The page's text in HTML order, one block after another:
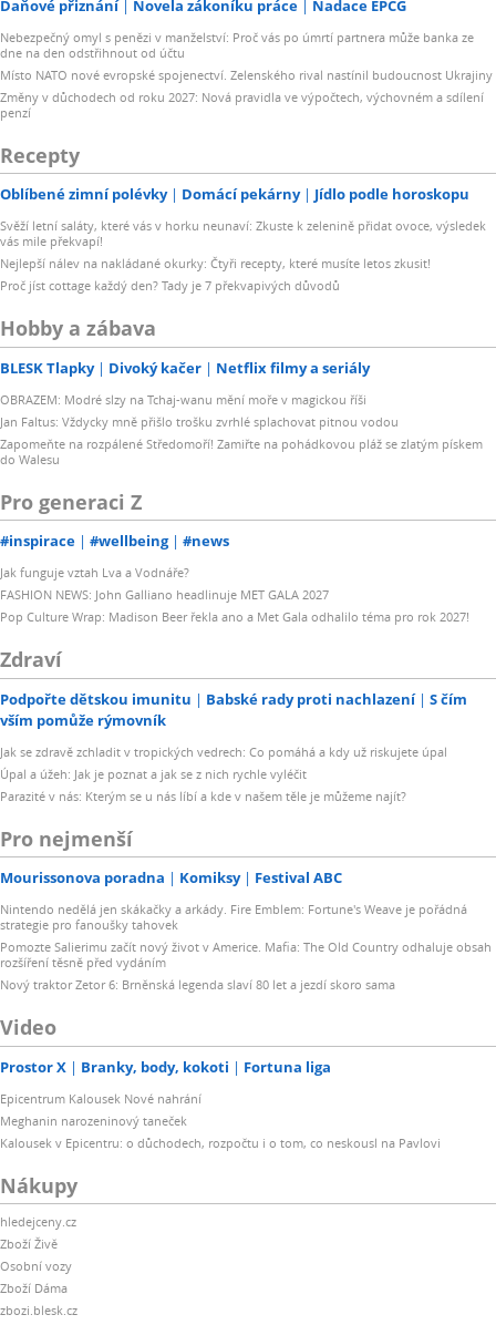
Daňové přiznání Novela zákoníku práce Nadace EPCG
Nebezpečný omyl s penězi v manželství: Proč vás po úmrtí partnera může banka ze
dne na den odstřihnout od účtu
Místo NATO nové evropské spojenectví. Zelenského rival nastínil budoucnost Ukrajiny
Změny v důchodech od roku 2027: Nová pravidla ve výpočtech, výchovném a sdílení
penzí
Recepty
Oblíbené zimní polévky Domácí pekárny Jídlo podle horoskopu
Svěží letní saláty, které vás v horku neunaví: Zkuste k zelenině přidat ovoce, výsledek
vás mile překvapí!
Nejlepší nálev na nakládané okurky: Čtyři recepty, které musíte letos zkusit!
Proč jíst cottage každý den? Tady je 7 překvapivých důvodů
Hobby a zábava
BLESK Tlapky Divoký kačer Netflix filmy a seriály
OBRAZEM: Modré slzy na Tchaj-wanu mění moře v magickou říši
Jan Faltus: Vždycky mně přišlo trošku zvrhlé splachovat pitnou vodou
Zapomeňte na rozpálené Středomoří! Zamiřte na pohádkovou pláž se zlatým pískem
do Walesu
Pro generaci Z
#inspirace #wellbeing #news
Jak funguje vztah Lva a Vodnáře?
FASHION NEWS: John Galliano headlinuje MET GALA 2027
Pop Culture Wrap: Madison Beer řekla ano a Met Gala odhalilo téma pro rok 2027!
Zdraví
Podpořte dětskou imunitu Babské rady proti nachlazení
S čím
vším pomůže rýmovník
Jak se zdravě zchladit v tropických vedrech: Co pomáhá a kdy už riskujete úpal
Úpal a úžeh: Jak je poznat a jak se z nich rychle vyléčit
Parazité v nás: Kterým se u nás líbí a kde v našem těle je můžeme najít?
Pro nejmenší
Mourissonova poradna Komiksy Festival ABC
Nintendo nedělá jen skákačky a arkády. Fire Emblem: Fortune's Weave je pořádná
strategie pro fanoušky tahovek
Pomozte Salierimu začít nový život v Americe. Mafia: The Old Country odhaluje obsah
rozšíření těsně před vydáním
Nový traktor Zetor 6: Brněnská legenda slaví 80 let a jezdí skoro sama
Video
Prostor X Branky, body, kokoti Fortuna liga
Epicentrum Kalousek Nové nahrání
Meghanin narozeninový taneček
Kalousek v Epicentru: o důchodech, rozpočtu i o tom, co neskousl na Pavlovi
Nákupy
hledejceny.cz
Zboží Živě
Osobní vozy
Zboží Dáma
zbozi.blesk.cz